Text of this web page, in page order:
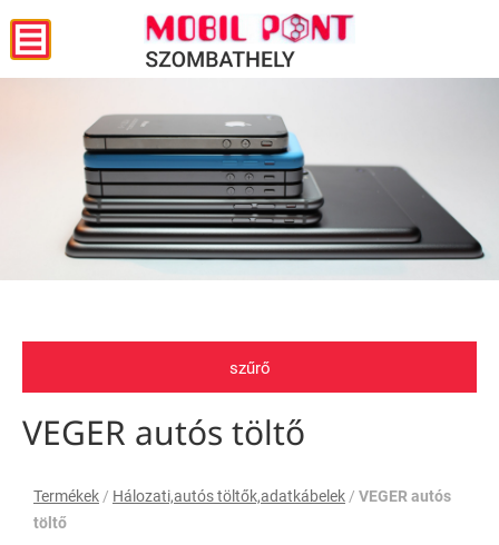
szűrő
VEGER autós töltő
Termékek / Hálozati,autós töltők,adatkábelek / VEGER autós
töltő